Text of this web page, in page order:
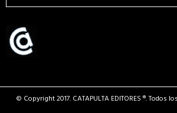
© Copyright 2017. CATAPULTA EDITORES ®. Todos